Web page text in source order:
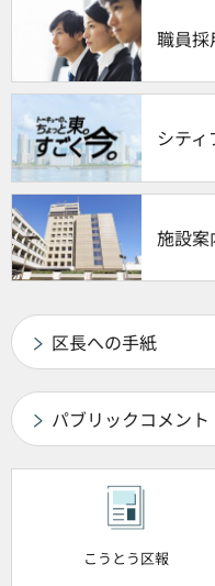
職員採
シテ
施設案
区長への手紙
パブリックコメント
こうとう区報